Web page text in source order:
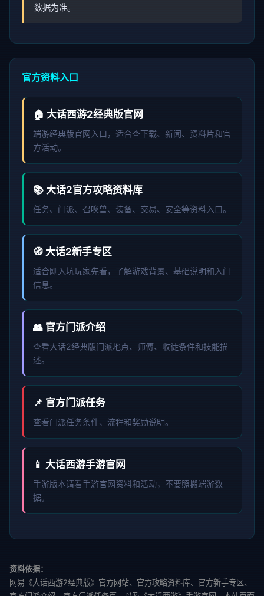
数据为准。
官方资料入口
🏠 大话西游2经典版官网
端游经典版官网入口，适合查下载、新闻、资料片和官
方活动。
📚 大话2官方攻略资料库
任务、门派、召唤兽、装备、交易、安全等资料入口。
🧭 大话2新手专区
适合刚入坑玩家先看，了解游戏背景、基础说明和入门
信息。
👥 官方门派介绍
查看大话2经典版门派地点、师傅、收徒条件和技能描
述。
📌 官方门派任务
查看门派任务条件、流程和奖励说明。
📱 大话西游手游官网
手游版本请看手游官网资料和活动，不要照搬端游数
据。
资料依据：
网易《大话西游2经典版》官方网站、官方攻略资料库、官方新手专区、